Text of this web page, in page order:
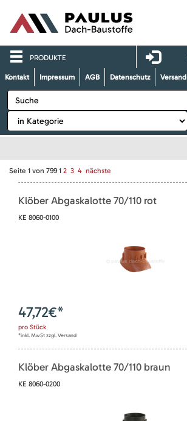
PRODUKTE
Kontakt Impressum AGB Datenschutz Versand
Seite 1 von 799 1 2 3 4 nächste
Klöber Abgaskalotte 70/110 rot
KE 8060-0100
47,72€*
pro Stück
*inkl. MwSt zzgl. Versand
Klöber Abgaskalotte 70/110 braun
KE 8060-0200